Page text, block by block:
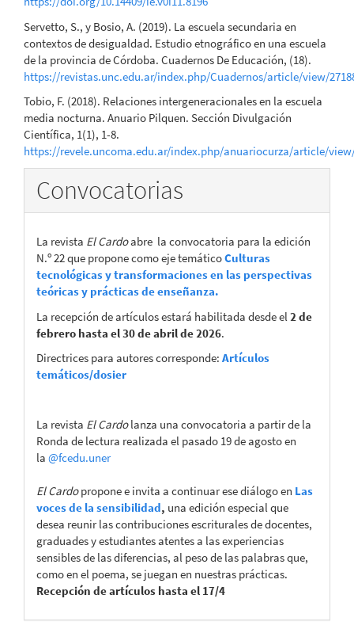
Servetto, S., y Bosio, A. (2019). La escuela secundaria en
contextos de desigualdad. Estudio etnográfico en una escuela
de la provincia de Córdoba. Cuadernos De Educación, (18).
https://revistas.unc.edu.ar/index.php/Cuadernos/article/view/
Tobio, F. (2018). Relaciones intergeneracionales en la escuela
media nocturna. Anuario Pilquen. Sección Divulgación
Científica, 1(1), 1-8.
https://revele.uncoma.edu.ar/index.php/anuariocurza/article/
Convocatorias
La revista El Cardoabre la convocatoria para la edición
N.º 22 que propone como eje temáticoCulturas
tecnológicas y transformaciones en las perspectivas
teóricas y prácticas de enseñanza.
La recepción de artículos estará habilitada desde el 2 de
febrero hasta el 30 de abril de 2026.
Directrices para autores corresponde: Artículos
temáticos/dosier
La revista El Cardolanza una convocatoria a partir de la
Ronda de lectura realizada el pasado 19 de agosto en
la @fcedu.uner
El Cardopropone e invita a continuar ese diálogo en Las
voces de la sensibilidad, una edición especial que
desea reunir las contribuciones escriturales de docentes,
graduades y estudiantes atentes a las experiencias
sensibles de las diferencias, al peso de las palabras que,
como en el poema, se juegan en nuestras prácticas.
Recepción de artículos hasta el 17/4